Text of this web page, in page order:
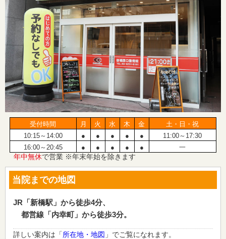
受付時間 月 火 水 木 金
土・日・祝
10:15～14:00
● ● ● ● ●
11:00～17:30
16:00～20:45
● ● ● ● ● 一
年中無休で営業 ※年末年始を除きます
当院までの地図
JR「新橋駅」から徒歩4分、
都営線「内幸町」から徒歩3分。
詳しい案内は「所在地・地図 」でご覧になれます。